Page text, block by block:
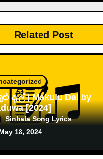
Related Post
දැල් | Makulu Dal by
[2024]
Sinhala Song Lyrics
May 18, 2024